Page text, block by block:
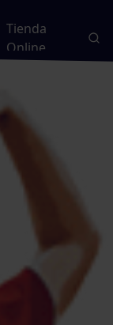
Tienda
Online